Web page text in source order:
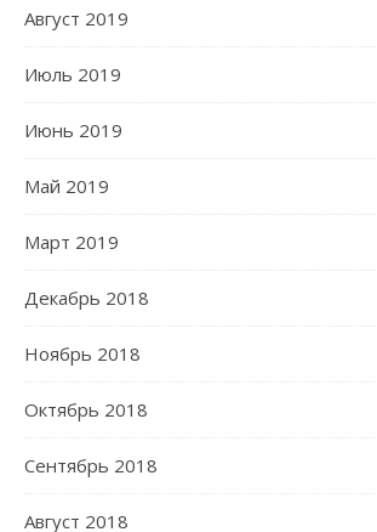
Август 2019
Июль 2019
Июнь 2019
Май 2019
Март 2019
Декабрь 2018
Ноябрь 2018
Октябрь 2018
Сентябрь 2018
Август 2018